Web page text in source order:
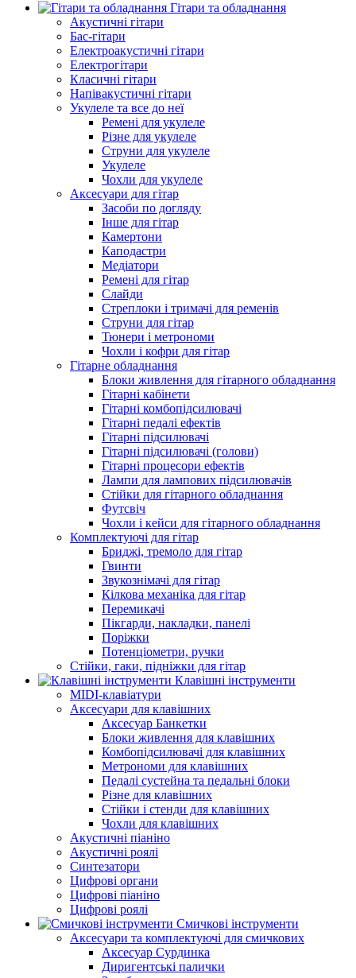
Гітари та обладнання
Акустичні гітари
Бас-гітари
Електроакустичні гітари
Електрогітари
Класичні гітари
Напівакустичні гітари
Укулеле та все до неї
Ремені для укулеле
Різне для укулеле
Струни для укулеле
Укулеле
Чохли для укулеле
Аксесуари для гітар
Засоби по догляду
Інше для гітар
Камертони
Каподастри
Медіатори
Ремені для гітар
Слайди
Стреплоки і тримачі для ременів
Струни для гітар
Тюнери і метрономи
Чохли і кофри для гітар
Гітарне обладнання
Блоки живлення для гітарного обладнання
Гітарні кабінети
Гітарні комбопідсилювачі
Гітарні педалі ефектів
Гітарні підсилювачі
Гітарні підсилювачі (голови)
Гітарні процесори ефектів
Лампи для лампових підсилювачів
Стійки для гітарного обладнання
Футсвіч
Чохли і кейси для гітарного обладнання
Комплектуючі для гітар
Бриджі, тремоло для гітар
Гвинти
Звукознімачі для гітар
Кілкова механіка для гітар
Перемикачі
Пікгарди, накладки, панелі
Поріжки
Потенціометри, ручки
Стійки, гаки, підніжки для гітар
Клавішні інструменти
MIDI-клавіатури
Аксесуари для клавішних
Аксесуар Банкетки
Блоки живлення для клавішних
Комбопідсилювачі для клавішних
Метрономи для клавішних
Педалі сустейна та педальні блоки
Різне для клавішних
Стійки і стенди для клавішних
Чохли для клавішних
Акустичні піаніно
Акустичні роялі
Синтезатори
Цифрові органи
Цифрові піаніно
Цифрові роялі
Смичкові інструменти
Аксесуари та комплектуючі для смичкових
Аксесуар Сурдинка
Диригентські палички